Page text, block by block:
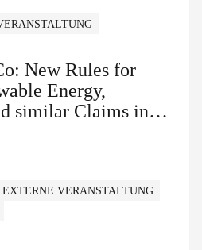
New Rules for
Energy,
similar Claims in
EXTERNE VERANSTALTUNG